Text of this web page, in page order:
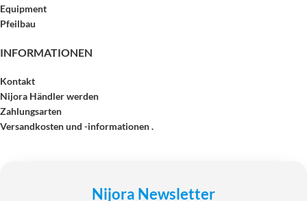
Equipment
Pfeilbau
INFORMATIONEN
Kontakt
Nijora Händler werden
Zahlungsarten
Versandkosten und -informationen .
Nijora Newsletter